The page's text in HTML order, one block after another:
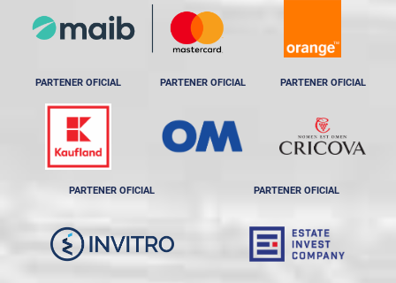
PARTENER OFICIAL PARTENER OFICIAL PARTENER OFICIAL
PARTENER OFICIAL PARTENER OFICIAL